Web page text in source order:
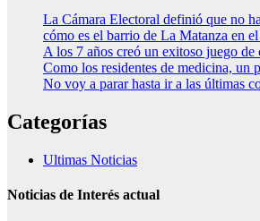
La Cámara Electoral definió que no
cómo es el barrio de La Matanza en
A los 7 años creó un exitoso juego
Como los residentes de medicina, un
No voy a parar hasta ir a las últimas
Categorías
Ultimas Noticias
Noticias de Interés actual